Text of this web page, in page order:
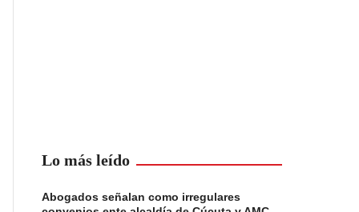
Lo más leído
Abogados señalan como irregulares